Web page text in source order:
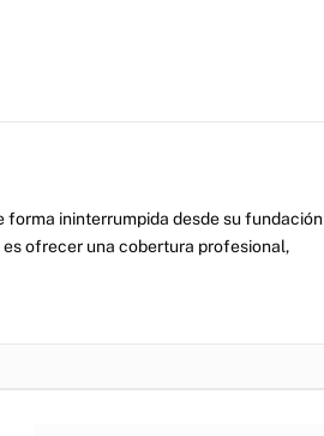
forma ininterrumpida desde su fundación
ofrecer una cobertura profesional,